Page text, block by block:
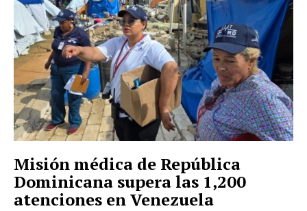
Misión médica de República
Dominicana supera las 1,200
atenciones en Venezuela